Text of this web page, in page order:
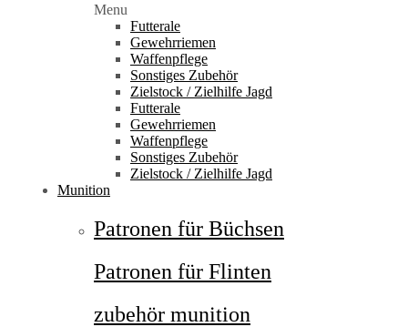
Menu
Futterale
Gewehrriemen
Waffenpflege
Sonstiges Zubehör
Zielstock / Zielhilfe Jagd
Futterale
Gewehrriemen
Waffenpflege
Sonstiges Zubehör
Zielstock / Zielhilfe Jagd
Munition
Patronen für Büchsen
Patronen für Flinten
zubehör munition